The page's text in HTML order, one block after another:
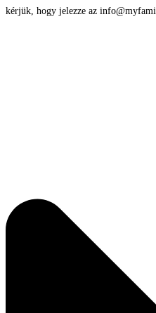
kérjük, hogy jelezze az